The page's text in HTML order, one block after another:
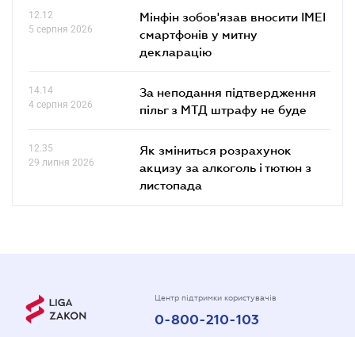
12.12
5 серпня 2026
Мінфін зобов'язав вносити IMEI
смартфонів у митну
декларацію
14.14
4 серпня 2026
За неподання підтвердження
пільг з МТД штрафу не буде
12.35
29 липня 2026
Як зміниться розрахунок
акцизу за алкоголь і тютюн з
листопада
Центр підтримки користувачів
0-800-210-103